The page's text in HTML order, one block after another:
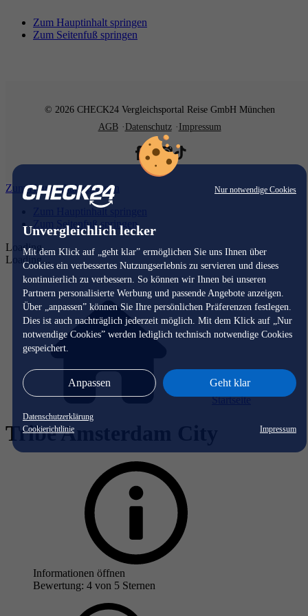
Nur notwendige Cookies
Unvergleichlich lecker
Mit dem Klick auf „geht klar” ermöglichen Sie uns Ihnen über
Cookies ein verbessertes Nutzungserlebnis zu servieren und dieses
kontinuierlich zu verbessern. So können wir Ihnen bei unseren
Partnern personalisierte Werbung und passende Angebote anzeigen.
Über „anpassen” können Sie Ihre persönlichen Präferenzen festlegen.
Dies ist auch nachträglich jederzeit möglich. Mit dem Klick auf „Nur
notwendige Cookies” werden lediglich technisch notwendige Cookies
gespeichert.
Anpassen Geht klar
Datenschutzerklärung
Cookierichtlinie
Impressum
Zum Hauptinhalt springen
Zum Seitenfuß springen
© 2026 CHECK24 Vergleichsportal Reise GmbH München
AGB
Datenschutz Impressum
Zum Hauptinhalt springen
Zum Hauptinhalt springen
Zum Seitenfuß springen
Loading...
Loading...
Startseite
Tribe Amsterdam City
Informationen öffnen
Bewertung: 4 von 5 Sternen